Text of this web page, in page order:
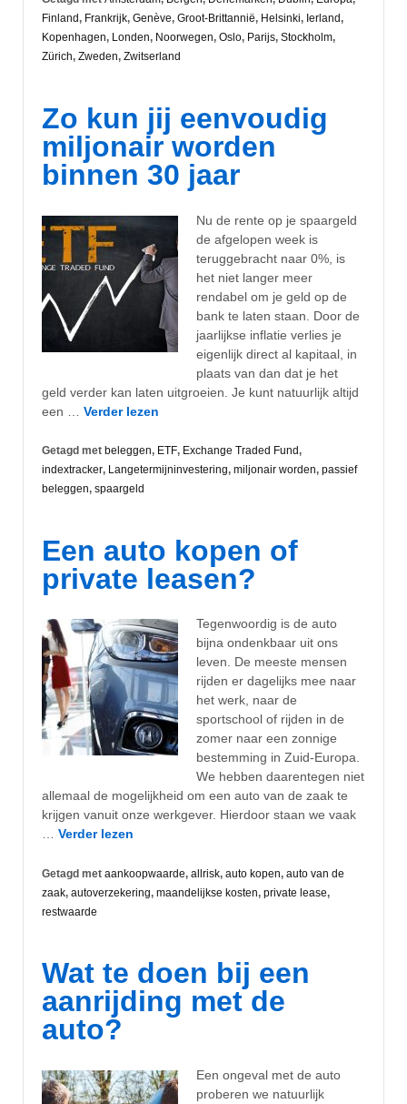
Finland, Frankrijk, Genève, Groot-Brittannië, Helsinki, Ierland,
Kopenhagen, Londen, Noorwegen, Oslo, Parijs, Stockholm,
Zürich, Zweden, Zwitserland
Zo kun jij eenvoudig
miljonair worden
binnen 30 jaar
Nu de rente op je spaargeld
de afgelopen week is
teruggebracht naar 0%, is
het niet langer meer
rendabel om je geld op de
bank te laten staan. Door de
jaarlijkse inflatie verlies je
eigenlijk direct al kapitaal, in
plaats van dan dat je het
geld verder kan laten uitgroeien. Je kunt natuurlijk altijd
een … Verder lezen
Getagd met beleggen, ETF, Exchange Traded Fund,
indextracker, Langetermijninvestering, miljonair worden, passief
beleggen, spaargeld
Een auto kopen of
private leasen?
Tegenwoordig is de auto
bijna ondenkbaar uit ons
leven. De meeste mensen
rijden er dagelijks mee naar
het werk, naar de
sportschool of rijden in de
zomer naar een zonnige
bestemming in Zuid-Europa.
We hebben daarentegen niet
allemaal de mogelijkheid om een auto van de zaak te
krijgen vanuit onze werkgever. Hierdoor staan we vaak
… Verder lezen
Getagd met aankoopwaarde, allrisk, auto kopen, auto van de
zaak, autoverzekering, maandelijkse kosten, private lease,
restwaarde
Wat te doen bij een
aanrijding met de
auto?
Een ongeval met de auto
proberen we natuurlijk